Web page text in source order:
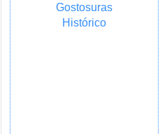
Gostosuras
Histórico